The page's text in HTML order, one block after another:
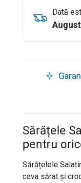
Dată
August
Sărățele
pentru
Sărățelele
ceva sărat și